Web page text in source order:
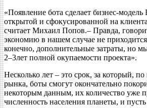
«Появление бота сделает бизнес-модель
открытой и сфокусированной на
считает Михаил Попов.– Правда,
экономию в нашем случае не
конечно, дополнительные затраты, но
2–3лет полной окупаемости проекта».
Несколько лет – это срок, за который,
рынка, боты смогут окончательно
некоторым данным, их количество уже
численность населения планеты, и